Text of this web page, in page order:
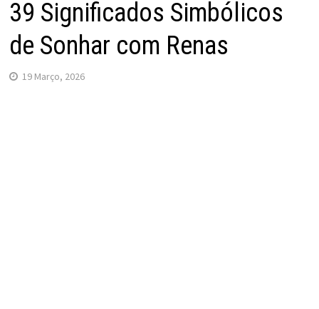
39 Significados Simbólicos
de Sonhar com Renas
19 Março, 2026